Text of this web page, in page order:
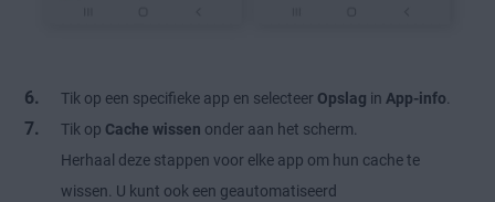
Tik op een specifieke app en selecteer Opslag in App-info
Tik op Cache wissen onder aan het scherm.
Herhaal deze stappen voor elke app om hun cache te
wissen. U kunt ook een geautomatiseerd